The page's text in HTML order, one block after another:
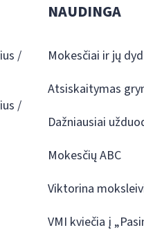
/
/
NAUDINGA
Mokesčiai ir jų
Atsiskaitymas
Dažniausiai
Mokesčių ABC
Viktorina
VMI kviečia į